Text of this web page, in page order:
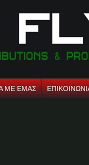
ΜΕ ΕΜΑΣ